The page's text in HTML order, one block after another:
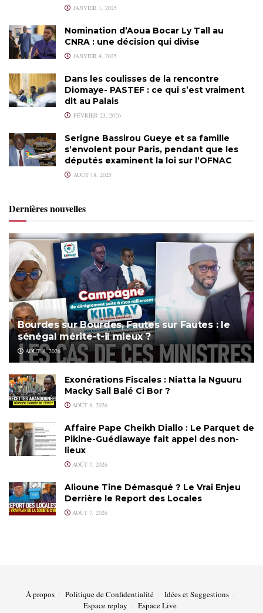
JANVIER 1, 2025
Nomination d’Aoua Bocar Ly Tall au
CNRA : une décision qui divise
JANVIER 4, 2025
Dans les coulisses de la rencontre
Diomaye- PASTEF : ce qui s’est vraiment
dit au Palais
FÉVRIER 23, 2026
Serigne Bassirou Gueye et sa famille
s’envolent pour Paris, pendant que les
députés examinent la loi sur l’OFNAC
AOÛT 18, 2025
Dernières nouvelles
Bourdes sur Bourdes, Fautes sur Fautes : le
sénégal mérite-t-il mieux ?
AOÛT 8, 2026
Exonérations Fiscales : Niatta la Nguuru
Macky Sall Balé Ci Bor ?
AOÛT 8, 2026
Affaire Pape Cheikh Diallo : Le Parquet de
Pikine-Guédiawaye fait appel des non-
lieux
AOÛT 7, 2026
Alioune Tine Démasqué ? Le Vrai Enjeu
Derrière le Report des Locales
AOÛT 7, 2026
À propos Politique de Confidentialité
Idées et Suggestions
Espace replay
Espace Live